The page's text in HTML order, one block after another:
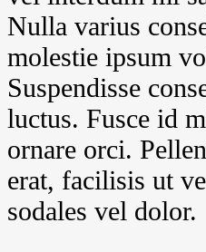
Nulla varius
molestie ipsum
Suspendisse
luctus. Fusce id
ornare orci.
erat, facilisis ut
sodales vel dolor.